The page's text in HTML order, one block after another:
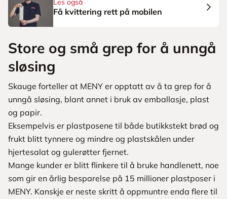
Få kvittering rett på mobilen
Store og små grep for å unngå
sløsing
Skauge forteller at MENY er opptatt av å ta grep for å
unngå sløsing, blant annet i bruk av emballasje, plast
og papir.
Eksempelvis er plastposene til både butikkstekt brød og
frukt blitt tynnere og mindre og plastskålen under
hjertesalat og gulerøtter fjernet.
Mange kunder er blitt flinkere til å bruke handlenett, noe
som gir en årlig besparelse på 15 millioner plastposer i
MENY. Kanskje er neste skritt å oppmuntre enda flere til